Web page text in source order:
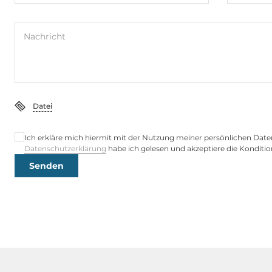
2.5" extern 2
Gesamtanzahl 1
Mini-PCIe/Mini Card
Schnittstellen
Schnittstellen
Nachricht
Datei
Ich erkläre mich hiermit mit der Nutzung meiner persönlichen
Datenschutzerklärung habe ich gelesen und akzeptiere die
Senden